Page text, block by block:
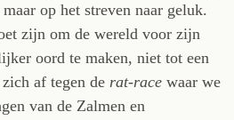
op het streven naar geluk.
zijn om de wereld voor zijn
oord te maken, niet tot een
af tegen de rat-race waar we
van de Zalmen en